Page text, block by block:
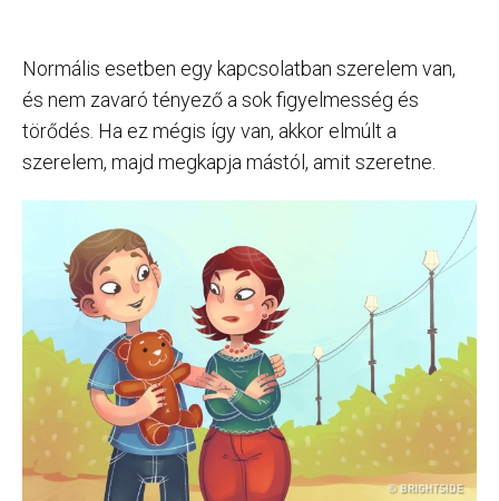
Normális esetben egy kapcsolatban szerelem van,
és nem zavaró tényező a sok figyelmesség és
törődés. Ha ez mégis így van, akkor elmúlt a
szerelem, majd megkapja mástól, amit szeretne.